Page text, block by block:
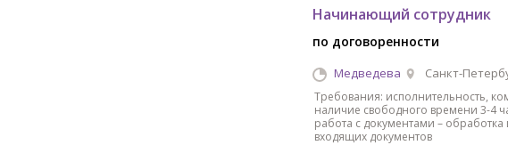
Начинающий сотрудник
по договоренности
Медведева Санкт-
Требования: исполнительность,
наличие свободного времени 3-4
работа с документами – обработка
входящих документов